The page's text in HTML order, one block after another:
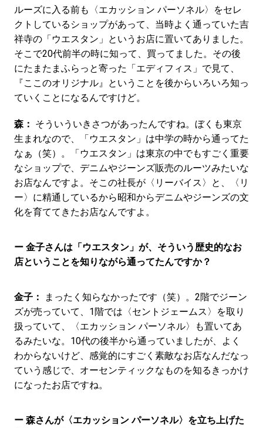
ルーズに入る前も〈エカッション パーソネル〉をセレ
クトしているショップがあって、当時よく通っていた吉
祥寺の「ウエスタン」というお店に置いてありました。
そこで20代前半の時に知って、買ってました。その後
にたまたまふらっと寄った「エディフィス」で見て、
『ここのオリジナル』ということを後からいろいろ知っ
ていくことになるんですけど。
森： そういういきさつがあったんですね。ぼくも東京
生まれなので、「ウエスタン」は中学の時から通ってた
なぁ（笑）。「ウエスタン」は東京の中でもすごく重要
なショップで、デニムやジーンズ販売のルーツみたいな
お店なんですよ。そこの社長が〈リーバイス〉と、〈リ
ー〉に精通しているから昭和からデニムやジーンズの文
化を育ててきたお店なんですよ。
ー 金子さんは「ウエスタン」が、そういう歴史的なお
店ということを知りながら通ってたんですか？
金子：
まったく知らなかったです（笑）。2階でジーン
ズが売っていて、1階では〈セントジェームス〉を取り
扱っていて、〈エカッション パーソネル〉も置いてあ
るみたいな。10代の後半から通っていましたが、よく
わからないけど、感覚的にすごく素敵なお店なんだなっ
ていう感じで、オーセンティックなものを知るきっかけ
になったお店ですね。
ー 森さんが〈エカッション パーソネル〉を立ち上げた